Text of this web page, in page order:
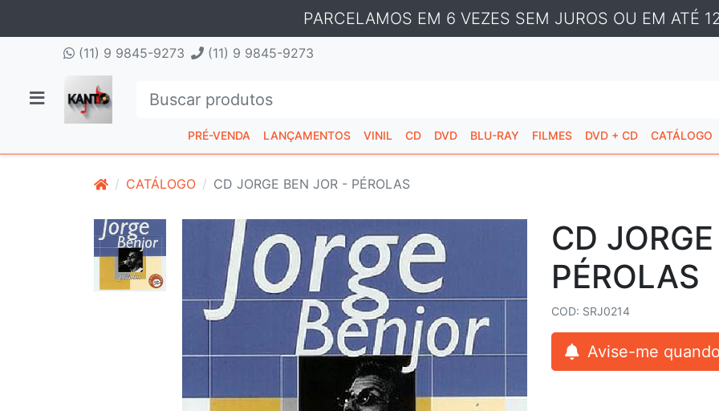
PARCELAMOS EM 6 VEZES SEM JUROS OU EM ATÉ
(11) 9 9845-9273 (11) 9 9845-9273
PRÉ-VENDA LANÇAMENTOS VINIL CD DVD BLU-RAY FILMES DVD + CD CATÁLOGO
CATÁLOGO CD JORGE BEN JOR - PÉROLAS
CD
PÉROLAS
COD: SRJ0214
Avise-me